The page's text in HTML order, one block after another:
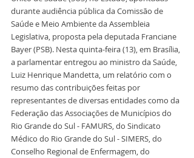
durante audiência pública da Comissão de
Saúde e Meio Ambiente da Assembleia
Legislativa, proposta pela deputada Franciane
Bayer (PSB). Nesta quinta-feira (13), em Brasília,
a parlamentar entregou ao ministro da Saúde,
Luiz Henrique Mandetta, um relatório com o
resumo das contribuições feitas por
representantes de diversas entidades como da
Federação das Associações de Municípios do
Rio Grande do Sul - FAMURS, do Sindicato
Médico do Rio Grande do Sul - SIMERS, do
Conselho Regional de Enfermagem, do